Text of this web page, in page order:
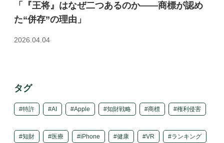
「『王将』はなぜ二つあるのか――商標が認め
た“併存”の理由」
2026.04.04
タグ
特許 AI Apple 知財戦略 商標 権利侵害
知財 医療 iPhone 健康 VR ランキング